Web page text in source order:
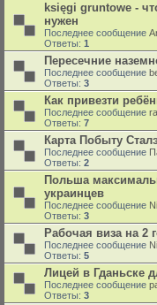
księgi gruntowe -
нужен
Последнее сообщение
Ответы: 1
Пересечние
Последнее сообщение
Ответы: 3
Как привезти
Последнее сообщение
Ответы: 7
Карта Побыту
Последнее сообщение
Ответы: 2
Польша
украинцев
Последнее сообщение
Ответы: 3
Рабочая виза на 2
Последнее сообщение
Ответы: 5
Лицей в Гданьске
Последнее сообщение
Ответы: 3